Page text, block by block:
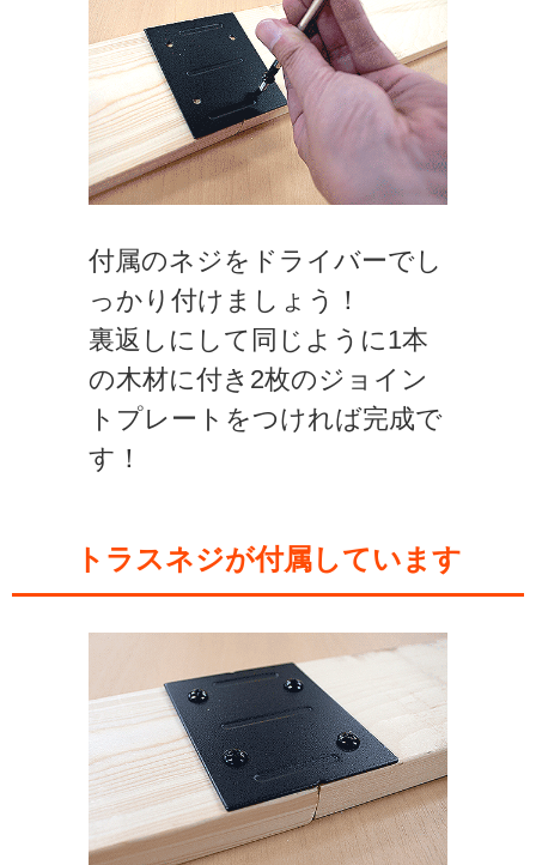
付属のネジをドライバーでし
っかり付けましょう！
裏返しにして同じように1本
の木材に付き2枚のジョイン
トプレートをつければ完成で
す！
トラスネジが付属しています